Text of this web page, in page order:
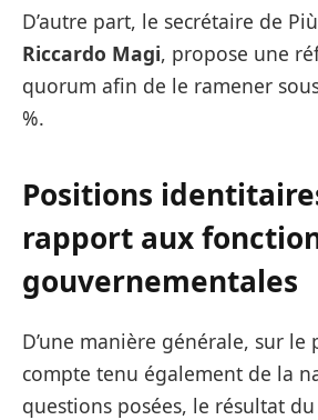
D’autre part, le secrétaire de
Riccardo Magi, propose une
quorum afin de le ramener
%.
Positions
rapport aux
gouvernementales
D’une manière générale, sur
compte tenu également de la
questions posées, le résultat